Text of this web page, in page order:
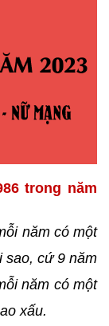
trong năm
năm có một
sao, cứ 9 năm
năm có một
xấu.